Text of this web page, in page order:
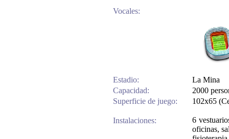
Vocales:
Estadio:
La Mina
Capacidad:
2000
Superficie de juego:
102x65
Instalaciones:
6
oficinas,